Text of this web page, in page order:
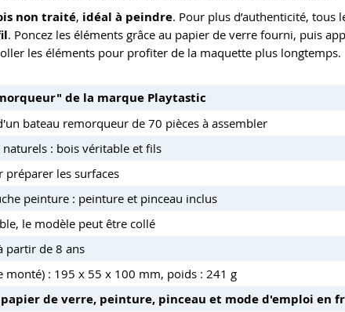
non traité, idéal à peindre. Pour plus d’authenticité, tous
. Poncez les éléments grâce au papier de verre fourni, puis
les éléments pour profiter de la maquette plus longtemps.
de la marque Playtastic
bateau remorqueur de 70 pièces à assembler
: bois véritable et fils
préparer les surfaces
peinture : peinture et pinceau inclus
le modèle peut être collé
partir de 8 ans
monté) : 195 x 55 x 100 mm, poids : 241 g
de verre, peinture, pinceau et mode d'emploi en